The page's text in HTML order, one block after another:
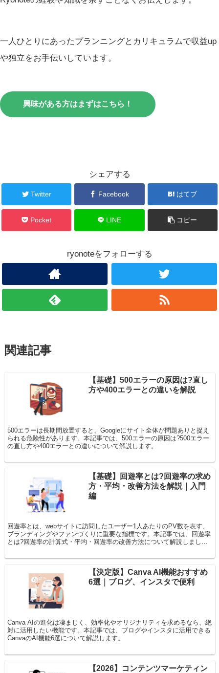
一人ひとりにあったプランニングとカリキュラムで収益up
や独立をお手伝いしています。
興味がある方はまずはこちら！
シェアする
Twitter Facebook はてブ
Pocket LINE コピー
ryonoteをフォローする
関連記事
【基礎】500エラーの原因は?直し
方や400エラーとの違いを解説
500エラーは長期間放置すると、Googleにサイト全体が問題ありと捉え
られる危険性があります。本記事では、500エラーの原因は?500エラー
の直し方や400エラーとの違いについて解説します。
【基礎】回遊率とは?回遊率の求め
方・平均・改善方法を解説｜入門
編
回遊率とは、webサイトに訪問したユーザー1人あたりのPV数を表す、
ブランディングやファンづくりに重要な指標です。本記事では、回遊率
とは?回遊率の計算式・平均・回遊率の改善方法について解説しまし
【決定版】Canva AI機能おすすめ
6選｜ブログ、インスタで便利
Canva AIの進化は凄まじく、効率化やオリジナリティを求めるなら、絶
対に活用したい機能です。本記事では、ブログやインスタに活用できる
CanvaのAI機能6選について解説します。
【2026】コンテンツマーケティン